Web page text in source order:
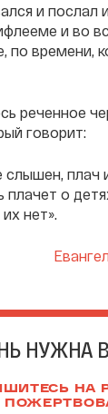
и послал
и во
по времени,
реченное
говорит:
слышен, плач
плачет о
нет».
НУЖНА
НА